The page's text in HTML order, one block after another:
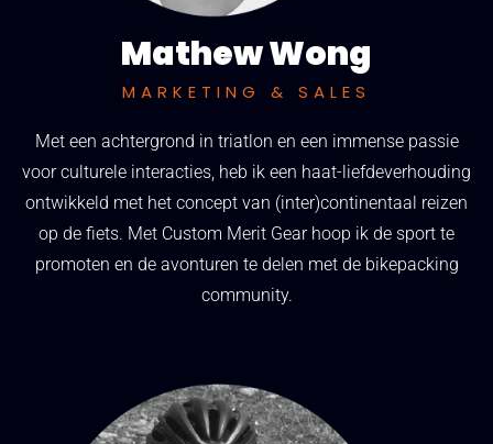
Mathew Wong
MARKETING & SALES
Met een achtergrond in triatlon en een immense passie
voor culturele interacties, heb ik een haat-liefdeverhouding
ontwikkeld met het concept van (inter)continentaal reizen
op de fiets. Met Custom Merit Gear hoop ik de sport te
promoten en de avonturen te delen met de bikepacking
community.